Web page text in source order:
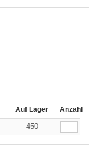
Auf Lager Anzahl
450